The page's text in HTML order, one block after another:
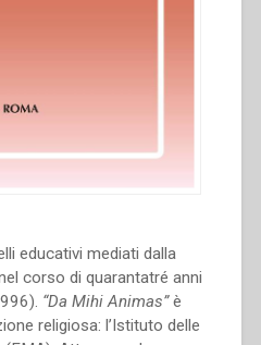
educativi mediati dalla
corso di quarantatré anni
“Da Mihi Animas”è
religiosa: l’Istituto delle